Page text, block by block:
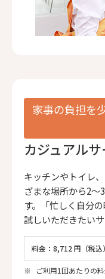
家事の負担を
カジュアル
キッチンやトイレ
ざまな場所から2〜
す。「忙しく自分
試しいただきたいサ
料金：8,712 円（税込）
※ ご利用1回あたりの